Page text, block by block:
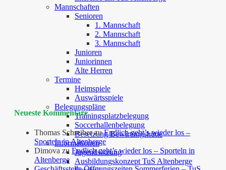
Mannschaften
Senioren
1. Mannschaft
2. Mannschaft
3. Mannschaft
Junioren
Juniorinnen
Alte Herren
Termine
Heimspiele
Auswärtsspiele
Belegungspläne
Trainingsplatzbelegung
Soccerhallenbelegung
Besetzung Bewirtungshütte
Informationen
Jugendsatzung
Ausbildungskonzept TuS Altenberge
Neueste Kommentare
Thomas SchreiberzuEndlich geht’s wieder los –
Sporteln in Altenberge
Dimova zu Endlich geht’s wieder los – Sporteln in
Altenberge